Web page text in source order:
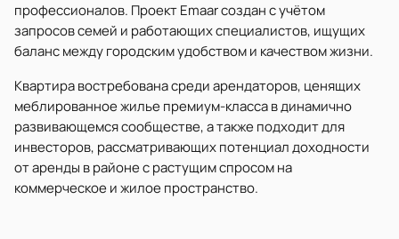
профессионалов. Проект Emaar создан с учётом
запросов семей и работающих специалистов, ищущих
баланс между городским удобством и качеством жизни.
Квартира востребована среди арендаторов, ценящих
меблированное жилье премиум-класса в динамично
развивающемся сообществе, а также подходит для
инвесторов, рассматривающих потенциал доходности
от аренды в районе с растущим спросом на
коммерческое и жилое пространство.